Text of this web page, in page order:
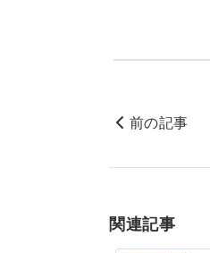
前の記事
関連記事